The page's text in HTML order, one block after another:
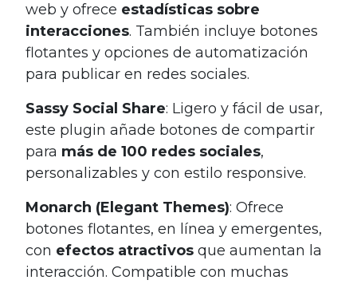
web y ofrece estadísticas sobre
interacciones. También incluye botones
flotantes y opciones de automatización
para publicar en redes sociales.
Sassy Social Share: Ligero y fácil de usar,
este plugin añade botones de compartir
para más de 100 redes sociales,
personalizables y con estilo responsive.
Monarch (Elegant Themes): Ofrece
botones flotantes, en línea y emergentes,
con efectos atractivos que aumentan la
interacción. Compatible con muchas